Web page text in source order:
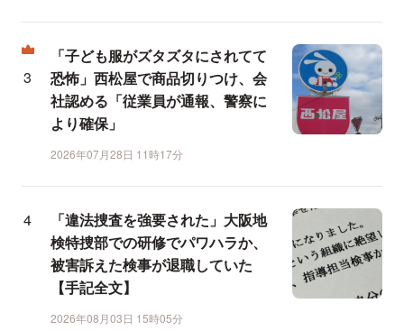
「子ども服がズタズタにされてて
恐怖」西松屋で商品切りつけ、会
社認める「従業員が通報、警察に
より確保」
2026年07月28日 11時17分
「違法捜査を強要された」大阪地
検特捜部での研修でパワハラか、
被害訴えた検事が退職していた
【手記全文】
2026年08月03日 15時05分